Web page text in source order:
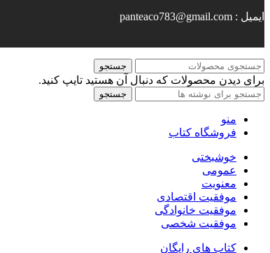
ایمیل : panteaco783@gmail.com
جستجو
برای دیدن محصولات که دنبال آن هستید تایپ کنید.
جستجو
منو
فروشگاه کتاب
خوشبختی
عمومی
معنویت
موفقیت اقتصادی
موفقیت خانوادگی
موفقیت شخصی
کتاب های رایگان